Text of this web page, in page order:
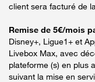
client sera facturé de
Remise de 5€/mois
Disney+, Ligue1+ et
Livebox Max, avec
plateforme (s) en plus
suivant la mise en